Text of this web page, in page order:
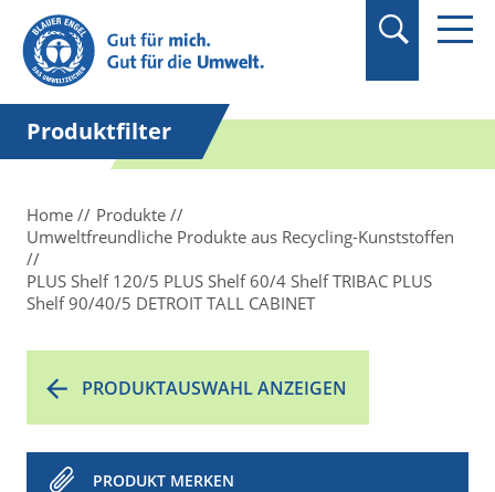
Suchbegriff in
Anführungszeichen
setzen.
Produktfilter
Home
Produkte
Umweltfreundliche Produkte aus Recycling-Kunststoffen
PLUS Shelf 120/5 PLUS Shelf 60/4 Shelf TRIBAC PLUS
Shelf 90/40/5 DETROIT TALL CABINET
PRODUKTAUSWAHL ANZEIGEN
PRODUKT MERKEN